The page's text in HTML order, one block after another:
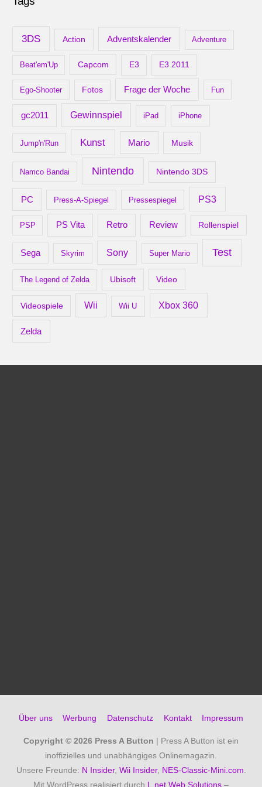
3DS Action Adventskalender Adventure
Beat'em'Up Capcom E3 E3 2011
Ego-Shooter Fotos Frage der Woche Fun
gc2011 Gewinnspiel iPad iPhone
Jump'n'Run Kunst Mario Musik
Namco Bandai Nintendo Nintendo 3DS
PC Press-A-Spiegel Pressespiegel PS3
PSP PS Vita Retro Review Rollenspiel
Sega Skyrim Sony Super Mario Test
The Legend of Zelda Ubisoft Video
Videospiele Wii Wii U Xbox 360
Zelda
Über uns Werbung Datenschutz Kontakt Impressum
Copyright © 2026 Press A Button | Press A Button ist ein
inoffizielles und unabhängiges Onlinemagazin.
Unsere Freunde: N Insider, Wii Insider, NES-Classic-Mini.com
Mit WordPress realisiert durch L.net Web Solutions –